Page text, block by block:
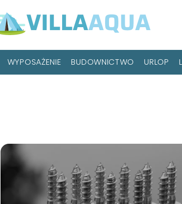
WYPOSAŻENIE BUDOWNICTWO URLOP